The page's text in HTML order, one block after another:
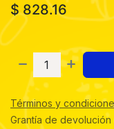
$828.16
Términos y
Grantía de